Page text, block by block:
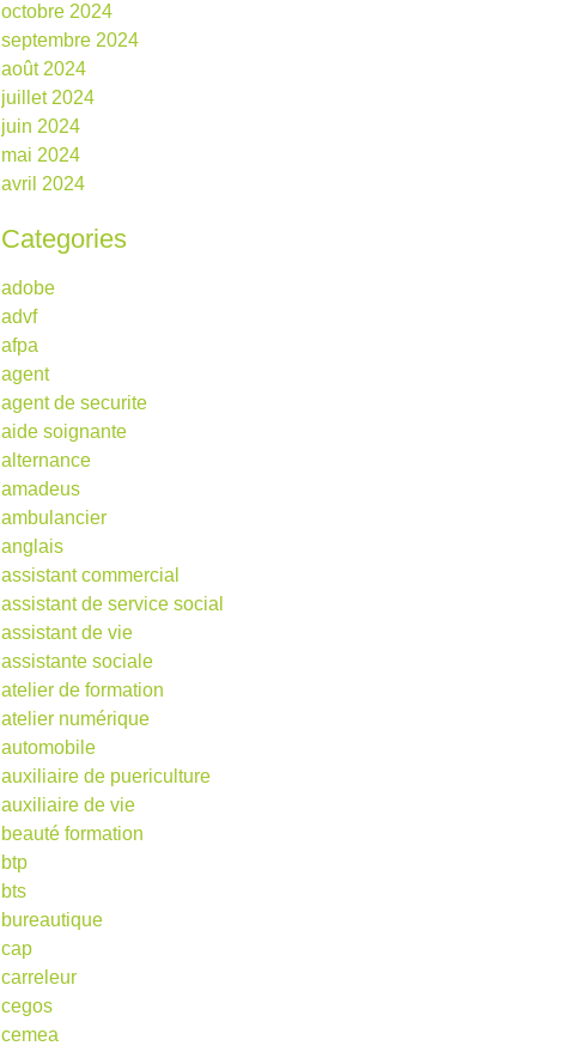
octobre 2024
septembre 2024
août 2024
juillet 2024
juin 2024
mai 2024
avril 2024
Categories
adobe
advf
afpa
agent
agent de securite
aide soignante
alternance
amadeus
ambulancier
anglais
assistant commercial
assistant de service social
assistant de vie
assistante sociale
atelier de formation
atelier numérique
automobile
auxiliaire de puericulture
auxiliaire de vie
beauté formation
btp
bts
bureautique
cap
carreleur
cegos
cemea